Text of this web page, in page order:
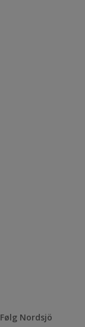
Følg Nordsjö